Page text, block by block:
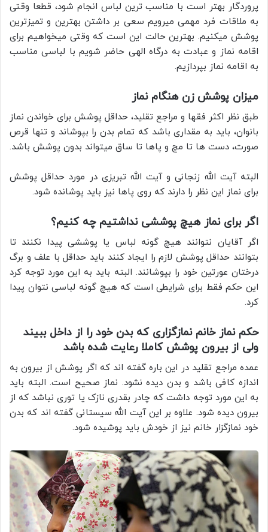
پروردگار بهتر است با مناسب ترین لباس انجام شود، قطعا وقتی
به ملاقات فرد مهمی میرویم سعی بر داشتن بهترین و تمیزترین
پوشش میکنیم. بهترین حالت این است که وقتی میخواهیم برای
اقامه نماز و عبادت به درگاه الهی حاضر شویم با لباسی مناسب
به اقامه نماز بپردازیم.
میزان پوشش زن هنگام نماز
طبق نظر اکثر فقها و مراجع تقلید، حداقل پوشش برای خواندن نماز
بانوان، باید به مقداری باشد که تمام بدن را بپوشاند و تنها قرص
صورت، دست ها تا مچ و پاها تا ساق میتواند بدون پوشش باشد.
البته آیت الله زنجانی و آیت الله تبریزی در مورد حداقل پوشش
برای نماز این نظر را دارند که روی پاها نیز باید پوشانده شود.
اگر برای نماز هیچ پوششی نداشتیم چه کنیم؟
اگر آقایان نتوانند هیچ گونه لباس یا پوششی پیدا نکنند تا
بتوانند حداقل پوشش لازم را ایجاد کنند باید حداقل با علف و برگ
درختان عورتین خود را بپوشانند. البته باید به این مورد توجه کرد
این حکم فقط برای شرایطی است که هیچ گونه لباسی نتوان پیدا
کرد.
حکم نماز خانم نمازگزاری که بدن خود را از داخل ببیند
ولی از بیرون پوشش کاملا رعایت شده باشد
عمده مراجع تقلید در این باره گفته اند که اگر پوشش از بیرون به
اندازه کافی باشد و بدن دیده نشود. نماز صحیح است. البته باید
به این مورد توجه داشت که چادر بقدری نازک یا توری نباشد که از
بیرون دیده شود. علاوه بر این آیت الله سیستانی گفته اند که بدن
خود نمازگزار خانم نیز از خودش باید پوشیده شود.